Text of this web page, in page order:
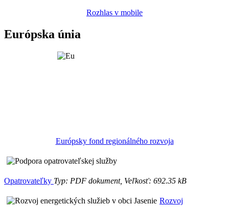
Rozhlas v mobile
Európska únia
Európsky fond regionálného rozvoja
Opatrovateľky Typ: PDF dokument, Veľkosť: 692.35 kB
Rozvoj